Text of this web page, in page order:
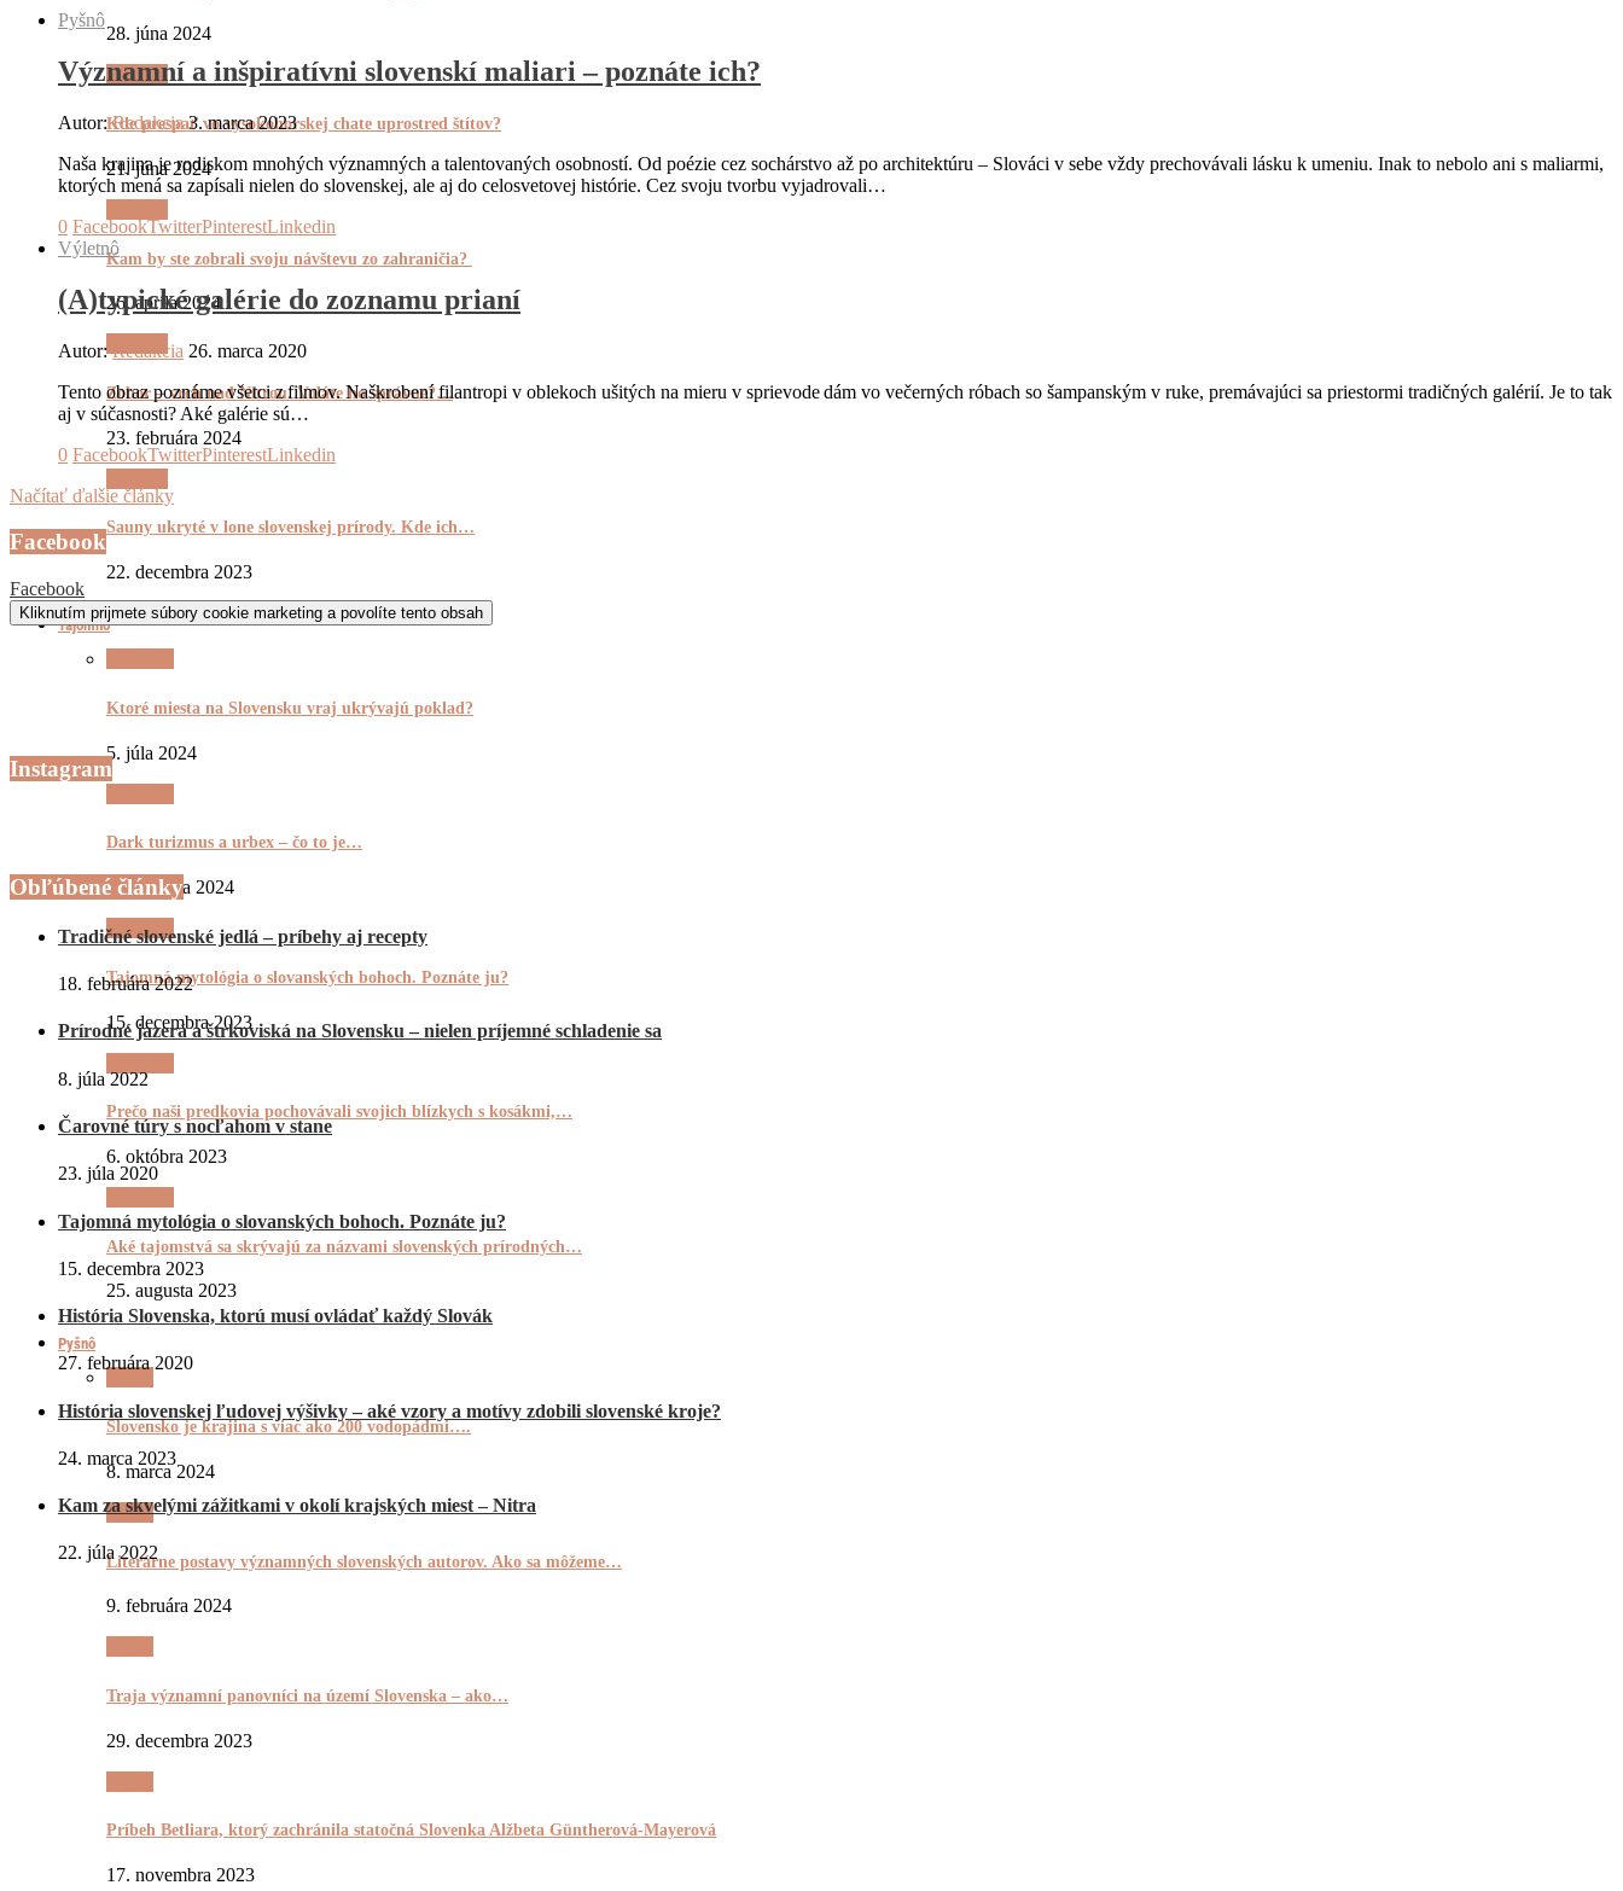
28. júna 2024
Výletnô
Kde prespať vo vysokohorskej chate uprostred štítov?
21. júna 2024
Kam by ste zobrali svoju návštevu zo zahraničia?
26. apríla 2024
Zobor – vrch nad Nitrou. Voláte ho správne?…
23. februára 2024
Sauny ukryté v lone slovenskej prírody. Kde ich…
22. decembra 2023
Tajomnô
Ktoré miesta na Slovensku vraj ukrývajú poklad?
5. júla 2024
Dark turizmus a urbex – čo to je…
26. januára 2024
Tajomnô
Tajomná mytológia o slovanských bohoch. Poznáte ju?
15. decembra 2023
Prečo naši predkovia pochovávali svojich blízkych s kosákmi,…
6. októbra 2023
Aké tajomstvá sa skrývajú za názvami slovenských prírodných…
25. augusta 2023
Pyšnô
Slovensko je krajina s viac ako 200 vodopádmi….
8. marca 2024
Pyšnô
Literárne postavy významných slovenských autorov. Ako sa môžeme…
9. februára 2024
Traja významní panovníci na území Slovenska – ako…
29. decembra 2023
Príbeh Betliara, ktorý zachránila statočná Slovenka Alžbeta Güntherová-Mayerová
17. novembra 2023
Pyšnô
Významní a inšpiratívni slovenskí maliari – poznáte ich?
Autor:Redakcia 3. marca 2023
Naša krajina je rodiskom mnohých významných a talentovaných osobností. Od poézie cez sochárstvo až po architektúru – Slováci v sebe vždy prechovávali lásku k umeniu. Inak to nebolo ani s maliarmi,
ktorých mená sa zapísali nielen do slovenskej, ale aj do celosvetovej histórie. Cez svoju tvorbu vyjadrovali…
0 FacebookTwitterPinterestLinkedin
Výletnô
(A)typické galérie do zoznamu prianí
Autor:Redakcia 26. marca 2020
Tento obraz poznáme všetci z filmov. Naškrobení filantropi v oblekoch ušitých na mieru v sprievode dám vo večerných róbach so šampanským v ruke, premávajúci sa priestormi tradičných galérií. Je to tak
aj v súčasnosti? Aké galérie sú…
0 FacebookTwitterPinterestLinkedin
Načítať ďalšie články
Facebook
Facebook
Kliknutím prijmete súbory cookie marketing a povolíte tento obsah
Instagram
Obľúbené články
Tradičné slovenské jedlá – príbehy aj recepty
18. februára 2022
Prírodné jazerá a štrkoviská na Slovensku – nielen príjemné schladenie sa
8. júla 2022
Čarovné túry s nocľahom v stane
23. júla 2020
Tajomná mytológia o slovanských bohoch. Poznáte ju?
15. decembra 2023
História Slovenska, ktorú musí ovládať každý Slovák
27. februára 2020
História slovenskej ľudovej výšivky – aké vzory a motívy zdobili slovenské kroje?
24. marca 2023
Kam za skvelými zážitkami v okolí krajských miest – Nitra
22. júla 2022